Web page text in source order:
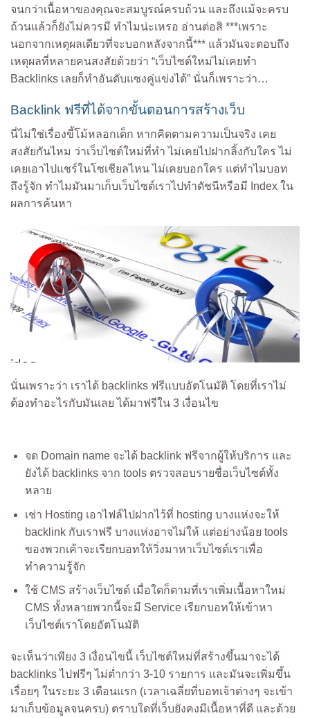
จนกว่าเนื้อหาของคุณจะสมบูรณ์ครบถ้วน และถึงแม้จะครบ
ถ้วนแล้วก็ยังไม่ควรมี ทำไมน่ะเหรอ อ่านต่อสิ ***เพราะ
นอกจากเหตุผลเดียวที่จะบอกหลังจากนี้*** แล้วมันจะตอบถึง
เหตุผลที่หลายคนสงสัยด้วยว่า “เว็บไซต์ใหม่ไม่เคยทำ
Backlinks เลยก็ทำอันดับแซงคู่แข่งได้” นั่นก็เพราะว่า…
Backlink ฟรีที่ได้จากขั้นตอนการสร้างเว็บ
นี่ไม่ใช่เรื่องขี้โม้หลอกเด็ก หากคิดตามความเป็นจริง เคย
สงสัยกันไหม ว่าเว็บไซต์ใหม่ที่ทำ ไม่เคยไปฝากลิ้งกับใคร ไม่
เคยเอาไปแชร์ในโซเชียลไหน ไม่เคยบอกใคร แต่ทำไมบอท
ถึงรู้จัก ทำไมมันมาเก็บเว็บไซต์เราไปทำดัชนีหรือมี Index ใน
ผลการค้นหา
นั่นเพราะว่า เราได้ backlinks ฟรีแบบอัตโนมัติ โดยที่เราไม่
ต้องทำอะไรกับมันเลย ได้มาฟรีใน 3 เงื่อนไข
จด Domain nameจะได้ backlink ฟรีจากผู้ให้บริการ และ
ยังได้ backlinks จาก tools ตรวจสอบรายชื่อเว็บไซต์ทั้ง
หลาย
เช่า Hosting เอาไฟล์ไปฝากไว้ที่ hosting บางแห่งจะให้
backlink กับเราฟรี บางแห่งอาจไม่ให้ แต่อย่างน้อย tools
ของพวกเค้าจะเรียกบอทให้วิ่งมาหาเว็บไซต์เราเพื่อ
ทำความรู้จัก
ใช้ CMS สร้างเว็บไซต์เมื่อใดก็ตามที่เราเพิ่มเนื้อหาใหม่
CMS ทั้งหลายพวกนี้จะมี Service เรียกบอทให้เข้าหา
เว็บไซต์เราโดยอัตโนมัติ
จะเห็นว่าเพียง 3 เงื่อนไขนี้ เว็บไซต์ใหม่ที่สร้างขึ้นมาจะได้
backlinks ไปฟรีๆ ไม่ต่ำกว่า 3-10 รายการ และมันจะเพิ่มขึ้น
เรื่อยๆ ในระยะ 3 เดือนแรก (เวลาเฉลี่ยที่บอทเจ้าต่างๆ จะเข้า
มาเก็บข้อมูลจนครบ) ตราบใดที่เว็บยังคงมีเนื้อหาที่ดี และด้วย